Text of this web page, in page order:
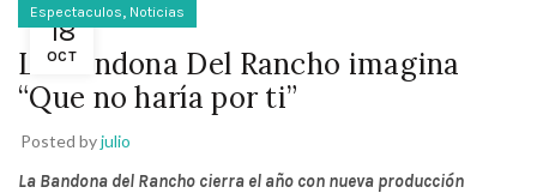
18
OCT
Espectaculos, Noticias
La Bandona Del Rancho imagina
“Que no haría por ti”
Posted byjulio
La Bandona del Rancho cierra el año con nueva producción